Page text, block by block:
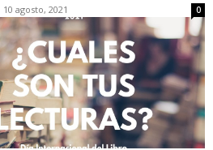
10 agosto, 2021 0